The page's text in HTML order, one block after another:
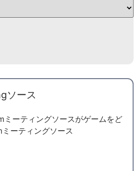
ソース
ーティングソースがゲームをど
ーティングソース
ES
SV